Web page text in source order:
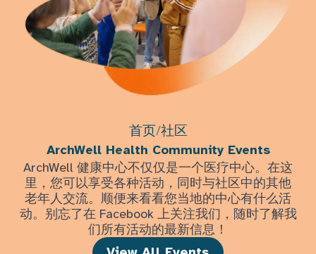
首页/社区
ArchWell Health Community Events
ArchWell 健康中心不仅仅是一个医疗中心。在这
里，您可以享受各种活动，同时与社区中的其他
老年人交流。顺便来看看您当地的中心有什么活
动。别忘了在 Facebook 上关注我们，随时了解我
们所有活动的最新信息！